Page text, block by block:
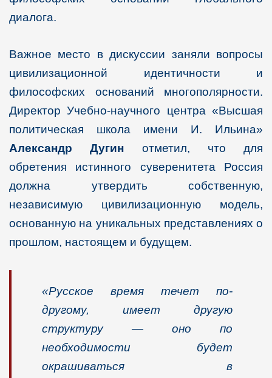
диалога.
Важное место в дискуссии заняли вопросы
цивилизационной идентичности и
философских оснований многополярности.
Директор Учебно-научного центра «Высшая
политическая школа имени И. Ильина»
Александр Дугин отметил, что для
обретения истинного суверенитета Россия
должна утвердить собственную,
независимую цивилизационную модель,
основанную на уникальных представлениях о
прошлом, настоящем и будущем.
«Русское время течет по-
другому, имеет другую
структуру — оно по
необходимости будет
окрашиваться в